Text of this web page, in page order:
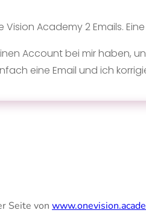
Vision Academy 2 Emails.
Account bei mir haben,
eine Email und ich
Seite von